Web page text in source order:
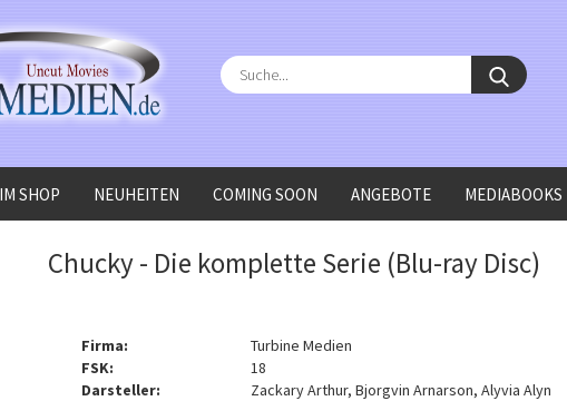
Suche...
SHOP NEUHEITEN COMING SOON ANGEBOTE MEDIABOOKS
(Blu-ray Disc)
Chucky - Die komplette Serie (Blu-ray Disc)
Firma:
Turbine Medien
FSK:
18
Darsteller:
Zackary Arthur, Bjorgvin Arnarson, Alyvia Alyn